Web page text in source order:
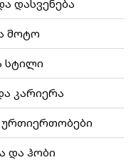
დასვენება
მოტო
სტილი
კარიერა
და ჰობი